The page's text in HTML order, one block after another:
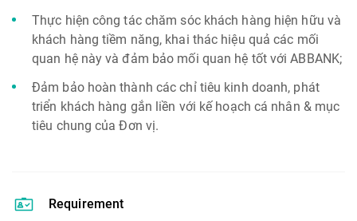
Thực hiện công tác chăm sóc khách hàng hiện hữu và
khách hàng tiềm năng, khai thác hiệu quả các mối
quan hệ này và đảm bảo mối quan hệ tốt với ABBANK;
Đảm bảo hoàn thành các chỉ tiêu kinh doanh, phát
triển khách hàng gắn liền với kế hoạch cá nhân & mục
tiêu chung của Đơn vị.
Requirement